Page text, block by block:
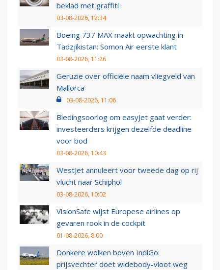
beklad met graffiti
03-08-2026, 12:34
Boeing 737 MAX maakt opwachting in
Tadzjikistan: Somon Air eerste klant
03-08-2026, 11:26
Geruzie over officiële naam vliegveld van
Mallorca
03-08-2026, 11:06
Biedingsoorlog om easyJet gaat verder:
investeerders krijgen dezelfde deadline
voor bod
03-08-2026, 10:43
WestJet annuleert voor tweede dag op rij
vlucht naar Schiphol
03-08-2026, 10:02
VisionSafe wijst Europese airlines op
gevaren rook in de cockpit
01-08-2026, 8:00
Donkere wolken boven IndiGo:
prijsvechter doet widebody-vloot weg